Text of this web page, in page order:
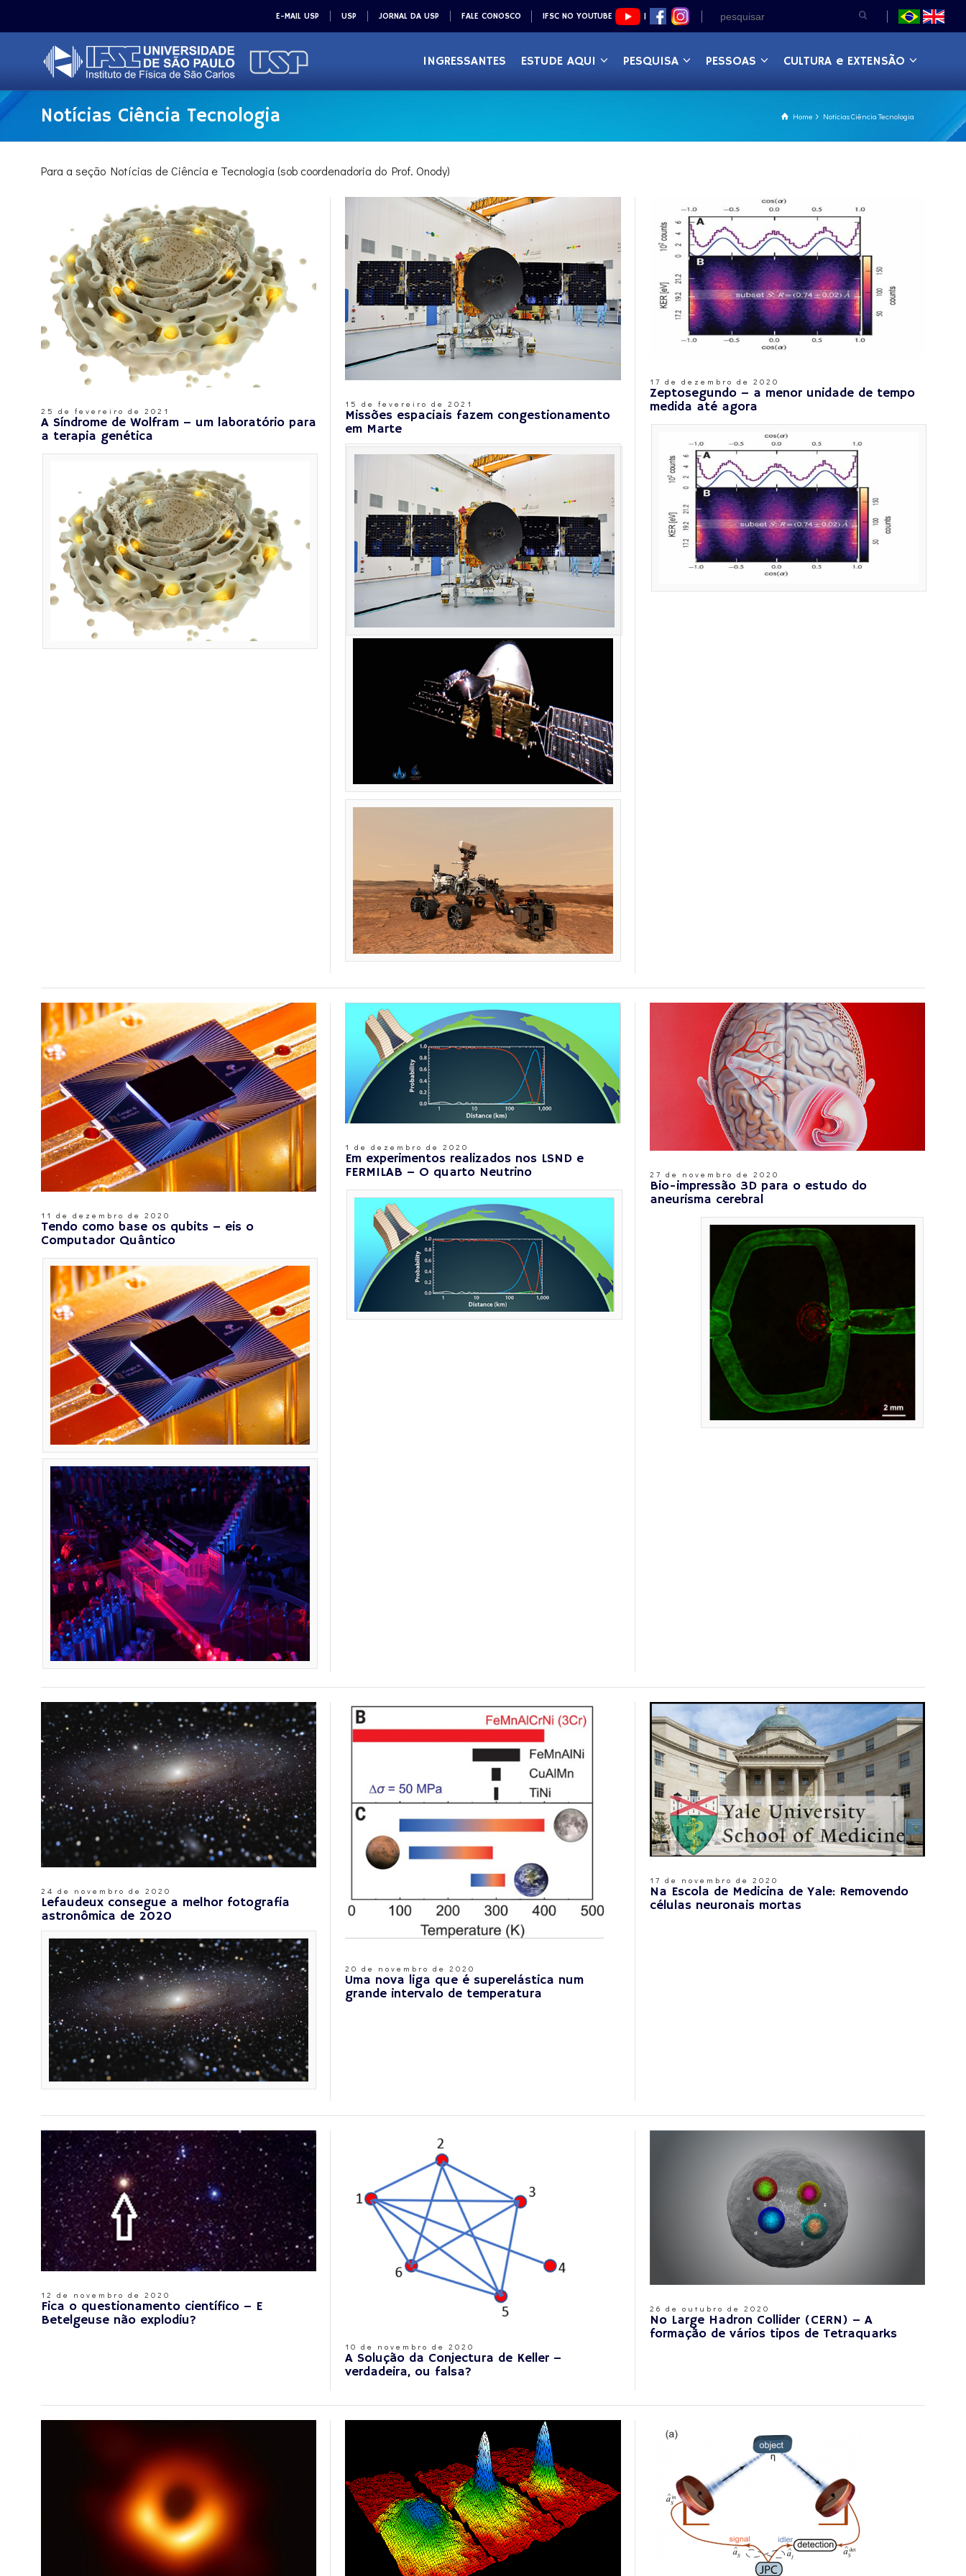
E-MAIL USP USP JORNAL DA USP FALE CONOSCO IFSC NO YOUTUBE |
INGRESSANTES ESTUDE AQUI PESQUISA PESSOAS CULTURA e EXTENSÃO
Home Notícias Ciência Tecnologia
Notícias Ciência Tecnologia
Para a seção Notícias de Ciência e Tecnologia (sob coordenadoria do Prof. Onody)
25 de fevereiro de 2021
A Síndrome de Wolfram – um laboratório para
a terapia genética
15 de fevereiro de 2021
Missões espaciais fazem congestionamento
em Marte
17 de dezembro de 2020
Zeptosegundo – a menor unidade de tempo
medida até agora
11 de dezembro de 2020
Tendo como base os qubits – eis o
Computador Quântico
1 de dezembro de 2020
Em experimentos realizados nos LSND e
FERMILAB – O quarto Neutrino
27 de novembro de 2020
Bio-impressão 3D para o estudo do
aneurisma cerebral
24 de novembro de 2020
Lefaudeux consegue a melhor fotografia
astronômica de 2020
20 de novembro de 2020
Uma nova liga que é superelástica num
grande intervalo de temperatura
17 de novembro de 2020
Na Escola de Medicina de Yale: Removendo
células neuronais mortas
12 de novembro de 2020
Fica o questionamento científico – E
Betelgeuse não explodiu?
10 de novembro de 2020
A Solução da Conjectura de Keller –
verdadeira, ou falsa?
26 de outubro de 2020
No Large Hadron Collider (CERN) – A
formação de vários tipos de Tetraquarks